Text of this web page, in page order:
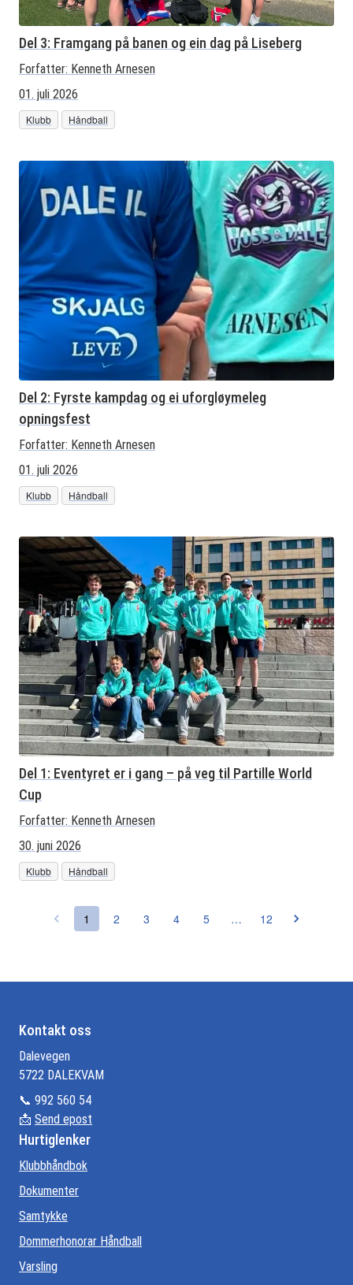
Del 3: Framgang på banen og ein dag på Liseberg
Forfatter: Kenneth Arnesen
01. juli 2026
Klubb Håndball
Del 2: Fyrste kampdag og ei uforgløymeleg
opningsfest
Forfatter: Kenneth Arnesen
01. juli 2026
Klubb Håndball
Del 1: Eventyret er i gang – på veg til Partille World
Cup
Forfatter: Kenneth Arnesen
30. juni 2026
Klubb Håndball
1 2 3 4 5 … 12
Kontakt oss
Dalevegen
5722 DALEKVAM
📞 992 560 54
📩 Send epost
Hurtiglenker
Klubbhåndbok
Dokumenter
Samtykke
Dommerhonorar Håndball
Varsling